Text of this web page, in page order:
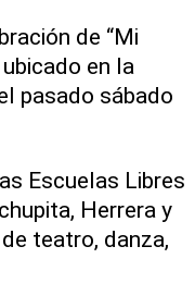
de “Mi
en la
pasado sábado
Escuelas Libres
Herrera y
teatro, danza,